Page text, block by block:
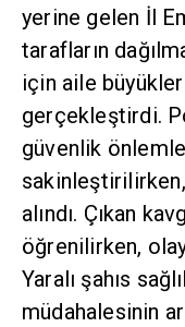
yerine gelen İl
tarafların
için aile
gerçekleştirdi.
güvenlik
alındı. Çıkan
öğrenilirken,
Yaralı şahıs
müdahalesinin